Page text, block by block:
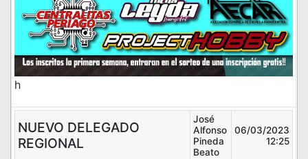
h
NUEVO DELEGADO
REGIONAL
José
Alfonso
Pineda
Beato
06/03/2023
12:25